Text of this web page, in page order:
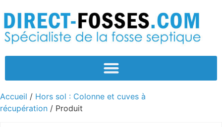
Accueil / Hors sol : Colonne et cuves à
récupération / Produit